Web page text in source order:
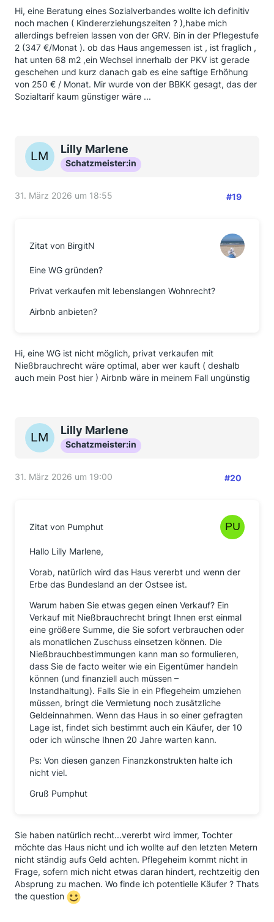
Hi, eine Beratung eines Sozialverbandes wollte ich definitiv
noch machen ( Kindererziehungszeiten ? ),habe mich
allerdings befreien lassen von der GRV. Bin in der Pflegestufe
2 (347 €/Monat ). ob das Haus angemessen ist , ist fraglich ,
hat unten 68 m2 ,ein Wechsel innerhalb der PKV ist gerade
geschehen und kurz danach gab es eine saftige Erhöhung
von 250 € / Monat. Mir wurde von der BBKK gesagt, das der
Sozialtarif kaum günstiger wäre ...
Lilly Marlene
Schatzmeister:in
31. März 2026 um 18:55 #19
Zitat von BirgitN
Eine WG gründen?
Privat verkaufen mit lebenslangen Wohnrecht?
Airbnb anbieten?
Hi, eine WG ist nicht möglich, privat verkaufen mit
Nießbrauchrecht wäre optimal, aber wer kauft ( deshalb
auch mein Post hier ) Airbnb wäre in meinem Fall ungünstig
Lilly Marlene
Schatzmeister:in
31. März 2026 um 19:00 #20
Zitat von Pumphut
Hallo Lilly Marlene,
Vorab, natürlich wird das Haus vererbt und wenn der
Erbe das Bundesland an der Ostsee ist.
Warum haben Sie etwas gegen einen Verkauf? Ein
Verkauf mit Nießbrauchrecht bringt Ihnen erst einmal
eine größere Summe, die Sie sofort verbrauchen oder
als monatlichen Zuschuss einsetzen können. Die
Nießbrauchbestimmungen kann man so formulieren,
dass Sie de facto weiter wie ein Eigentümer handeln
können (und finanziell auch müssen –
Instandhaltung). Falls Sie in ein Pflegeheim umziehen
müssen, bringt die Vermietung noch zusätzliche
Geldeinnahmen. Wenn das Haus in so einer gefragten
Lage ist, findet sich bestimmt auch ein Käufer, der 10
oder ich wünsche Ihnen 20 Jahre warten kann.
Ps: Von diesen ganzen Finanzkonstrukten halte ich
nicht viel.
Gruß Pumphut
Sie haben natürlich recht...vererbt wird immer, Tochter
möchte das Haus nicht und ich wollte auf den letzten Metern
nicht ständig aufs Geld achten. Pflegeheim kommt nicht in
Frage, sofern mich nicht etwas daran hindert, rechtzeitig den
Absprung zu machen. Wo finde ich potentielle Käufer ? Thats
the question